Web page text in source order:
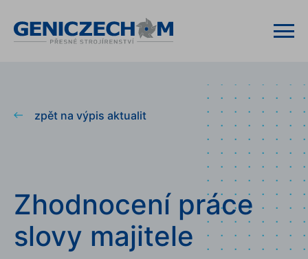
zpět na výpis aktualit
Zhodnocení práce
slovy majitele